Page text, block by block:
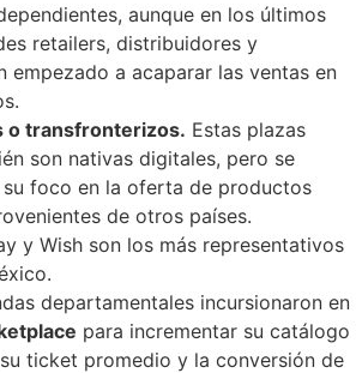
aunque en los últimos
retailers, distribuidores y
empezado a acaparar las ventas en
o transfronterizos. Estas plazas
son nativas digitales, pero se
foco en la oferta de productos
de otros países.
y Wish son los más representativos
departamentales incursionaron en
para incrementar su catálogo
ticket promedio y la conversión de